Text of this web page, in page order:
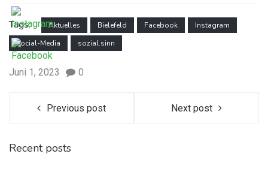
Tags: Aktuelles Bielefeld Facebook
Instagram
Social-Media
sozial.sinn
Juni 1, 2023 0
Previous post Next post
Recent posts